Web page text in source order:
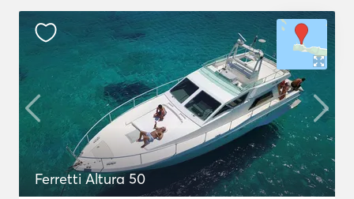
Ferretti Altura 50